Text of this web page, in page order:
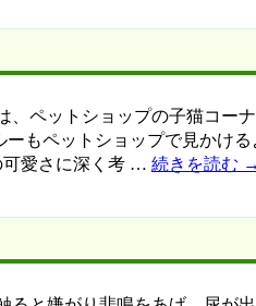
、ペットショップの子猫コー
もペットショップで見かける
可愛さに深く考 … 続きを読む →